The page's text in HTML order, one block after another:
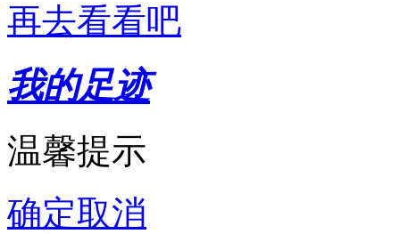
再去看看吧
我的足迹
温馨提示
确定取消